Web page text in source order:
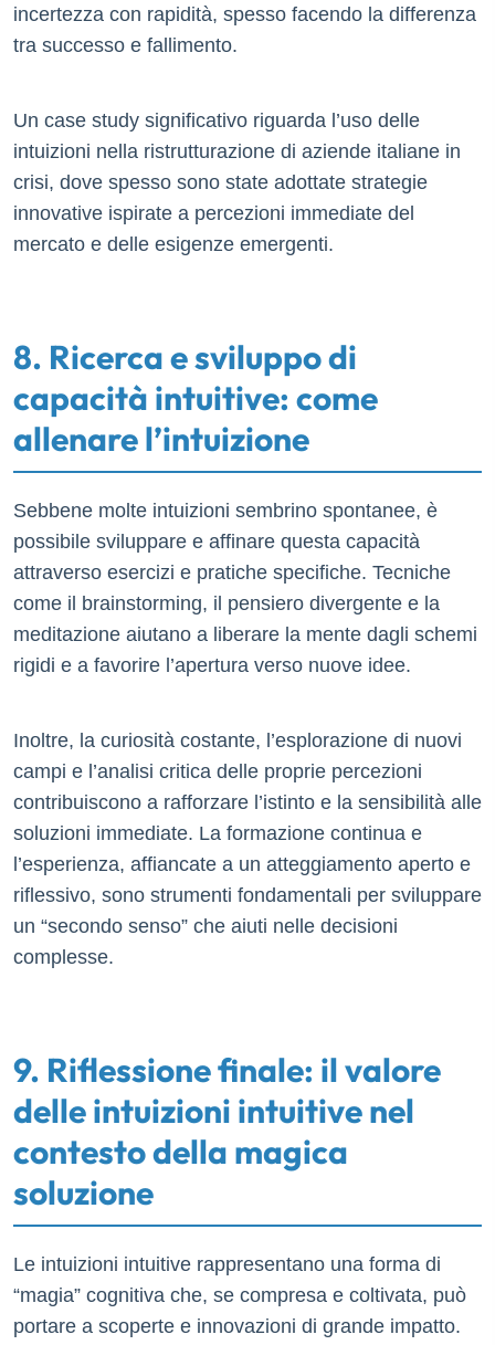
incertezza con rapidità, spesso facendo la differenza
tra successo e fallimento.
Un case study significativo riguarda l’uso delle
intuizioni nella ristrutturazione di aziende italiane in
crisi, dove spesso sono state adottate strategie
innovative ispirate a percezioni immediate del
mercato e delle esigenze emergenti.
8. Ricerca e sviluppo di
capacità intuitive: come
allenare l’intuizione
Sebbene molte intuizioni sembrino spontanee, è
possibile sviluppare e affinare questa capacità
attraverso esercizi e pratiche specifiche. Tecniche
come il brainstorming, il pensiero divergente e la
meditazione aiutano a liberare la mente dagli schemi
rigidi e a favorire l’apertura verso nuove idee.
Inoltre, la curiosità costante, l’esplorazione di nuovi
campi e l’analisi critica delle proprie percezioni
contribuiscono a rafforzare l’istinto e la sensibilità alle
soluzioni immediate. La formazione continua e
l’esperienza, affiancate a un atteggiamento aperto e
riflessivo, sono strumenti fondamentali per sviluppare
un “secondo senso” che aiuti nelle decisioni
complesse.
9. Riflessione finale: il valore
delle intuizioni intuitive nel
contesto della magica
soluzione
Le intuizioni intuitive rappresentano una forma di
“magia” cognitiva che, se compresa e coltivata, può
portare a scoperte e innovazioni di grande impatto.